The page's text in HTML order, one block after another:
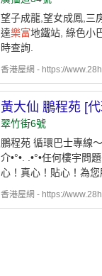
望子成龍,望女成鳳,三
達樂富地鐵站, 綠色小
時查詢.
香港屋網 - https://
黃大仙 鵬程苑 [
翠竹街6號
鵬程苑 循環巴士專線
介•°•. .•°•任何樓宇問
心！真心！貼心！為
香港屋網 - https://